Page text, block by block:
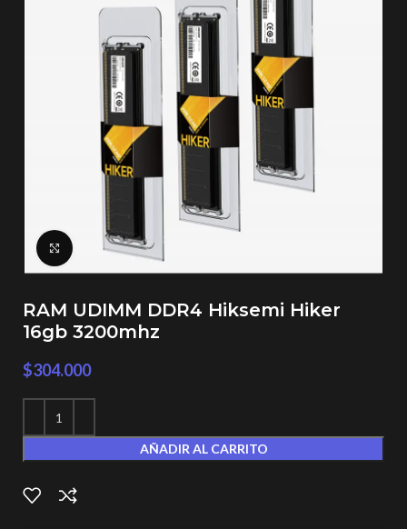
Click to enlarge
RAM UDIMM DDR4 Hiksemi Hiker
16gb 3200mhz
$304.000
AÑADIR AL CARRITO